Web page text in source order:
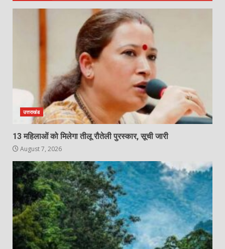
उत्तराखंड
13 महिलाओं को मिलेगा तीलू रौतेली पुरस्कार, सूची जारी
August 7, 2026